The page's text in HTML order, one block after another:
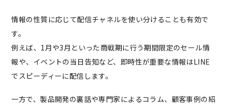
情報の性質に応じて配信チャネルを使い分けることも有効で
す。
例えば、1月や3月といった商戦期に行う期間限定のセール情
報や、イベントの当日告知など、即時性が重要な情報はLINE
でスピーディーに配信します。
一方で、製品開発の裏話や専門家によるコラム、顧客事例の紹